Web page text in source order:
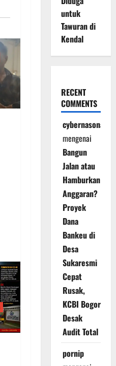
untuk
Tawuran di
Kendal
RECENT
COMMENTS
cybernasonal
mengenai
Bangun
Jalan atau
Hamburkan
Anggaran?
Proyek
Dana
Bankeu di
Desa
Sukaresmi
Cepat
Rusak,
KCBI Bogor
Desak
Audit Total
pornip